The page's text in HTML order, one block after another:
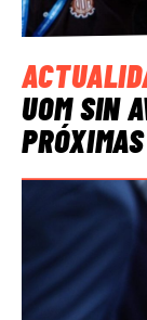
UOM SIN